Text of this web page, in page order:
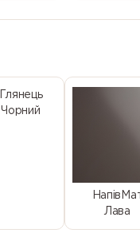
Глянець
Чорний
Лава